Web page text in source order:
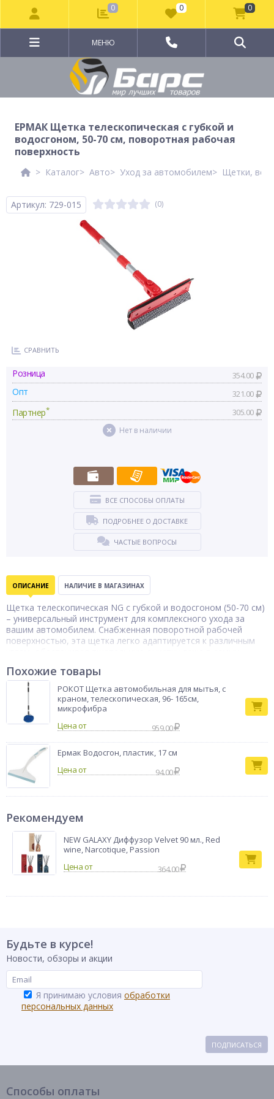
МЕНЮ
ЕРМАК Щетка телескопическая с губкой и
водосгоном, 50-70 см, поворотная рабочая
поверхность
Каталог Авто Уход за автомобилем Щетки,
Артикул: 729-015 (0)
СРАВНИТЬ
Розница 354.00
Опт 321.00
Партнер* 305.00
Нет в наличии
ВСЕ СПОСОБЫ ОПЛАТЫ
ПОДРОБНЕЕ О ДОСТАВКЕ
ЧАСТЫЕ ВОПРОСЫ
ОПИСАНИЕ НАЛИЧИЕ В МАГАЗИНАХ
Щетка телескопическая NG с губкой и водосгоном (50-70 см)
– универсальный инструмент для комплексного ухода за
вашим автомобилем. Снабженная поворотной рабочей
поверхностью, эта щетка легко адаптируется к различным
загрязнения, а водосгон быстро устраняет излишки воды,
оставляя поверхность без разводов. Телескопическая ручка
регулируется по длине, обеспечивая максимальное удобство
использования. С щеткой NG ваш автомобиль всегда будет
безупречно чистым!
Похожие товары
РОКОТ Щетка автомобильная для мытья, с
краном, телескопическая, 96- 165см,
микрофибра
Цена от
959.00
Ермак Водосгон, пластик, 17 см
Цена от
94.00
Рекомендуем
NEW GALAXY Диффузор Velvet 90 мл., Red
wine, Narcotique, Passion
364.00
Будьте в курсе!
Новости, обзоры и акции
Я принимаю условия обработки
персональных данных
ПОДПИСАТЬСЯ
Способы оплаты
0 0 0